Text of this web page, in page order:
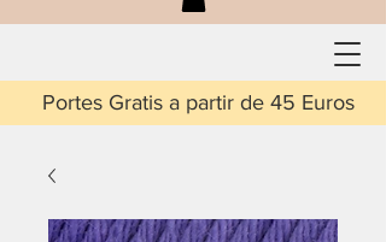
a partir de 45 Euros